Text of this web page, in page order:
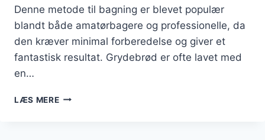
Denne metode til bagning er blevet populær
blandt både amatørbagere og professionelle, da
den kræver minimal forberedelse og giver et
fantastisk resultat. Grydebrød er ofte lavet med
en…
LÆS MEREGRYDEBRØD